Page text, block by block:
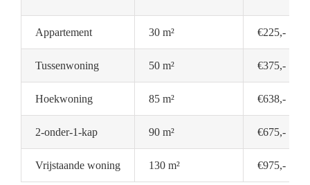
Appartement 30 m² €225,-
Tussenwoning 50 m² €375,-
Hoekwoning 85 m² €638,-
2-onder-1-kap 90 m² €675,-
Vrijstaande woning 130 m² €975,-